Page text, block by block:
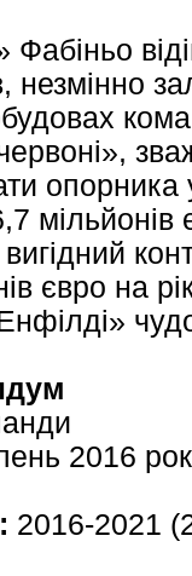
незмінно
опорника
мільйонів
євро на
2016
2016-2021